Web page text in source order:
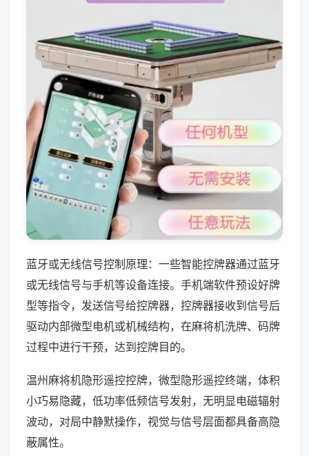
蓝牙或无线信号控制原理：一些智能控牌器通过蓝牙
或无线信号与手机等设备连接。手机端软件预设好牌
型等指令，发送信号给控牌器，控牌器接收到信号后
驱动内部微型电机或机械结构，在麻将机洗牌、码牌
过程中进行干预，达到控牌目的。
温州麻将机隐形遥控控牌，微型隐形遥控终端，体积
小巧易隐藏，低功率低频信号发射，无明显电磁辐射
波动，对局中静默操作，视觉与信号层面都具备高隐
蔽属性。